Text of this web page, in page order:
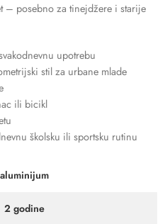
– posebno za tinejdžere i starije
upotrebu
stil za urbane mlade
ili bicikl
školsku ili sportsku rutinu
aluminijum
2 godine